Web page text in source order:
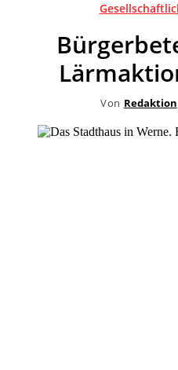
Von Redaktion